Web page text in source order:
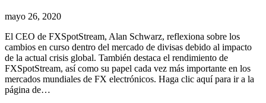
mayo 26, 2020
El CEO de FXSpotStream, Alan Schwarz, reflexiona sobre los
cambios en curso dentro del mercado de divisas debido al impacto
de la actual crisis global. También destaca el rendimiento de
FXSpotStream, así como su papel cada vez más importante en los
mercados mundiales de FX electrónicos. Haga clic aquí para ir a la
página de…